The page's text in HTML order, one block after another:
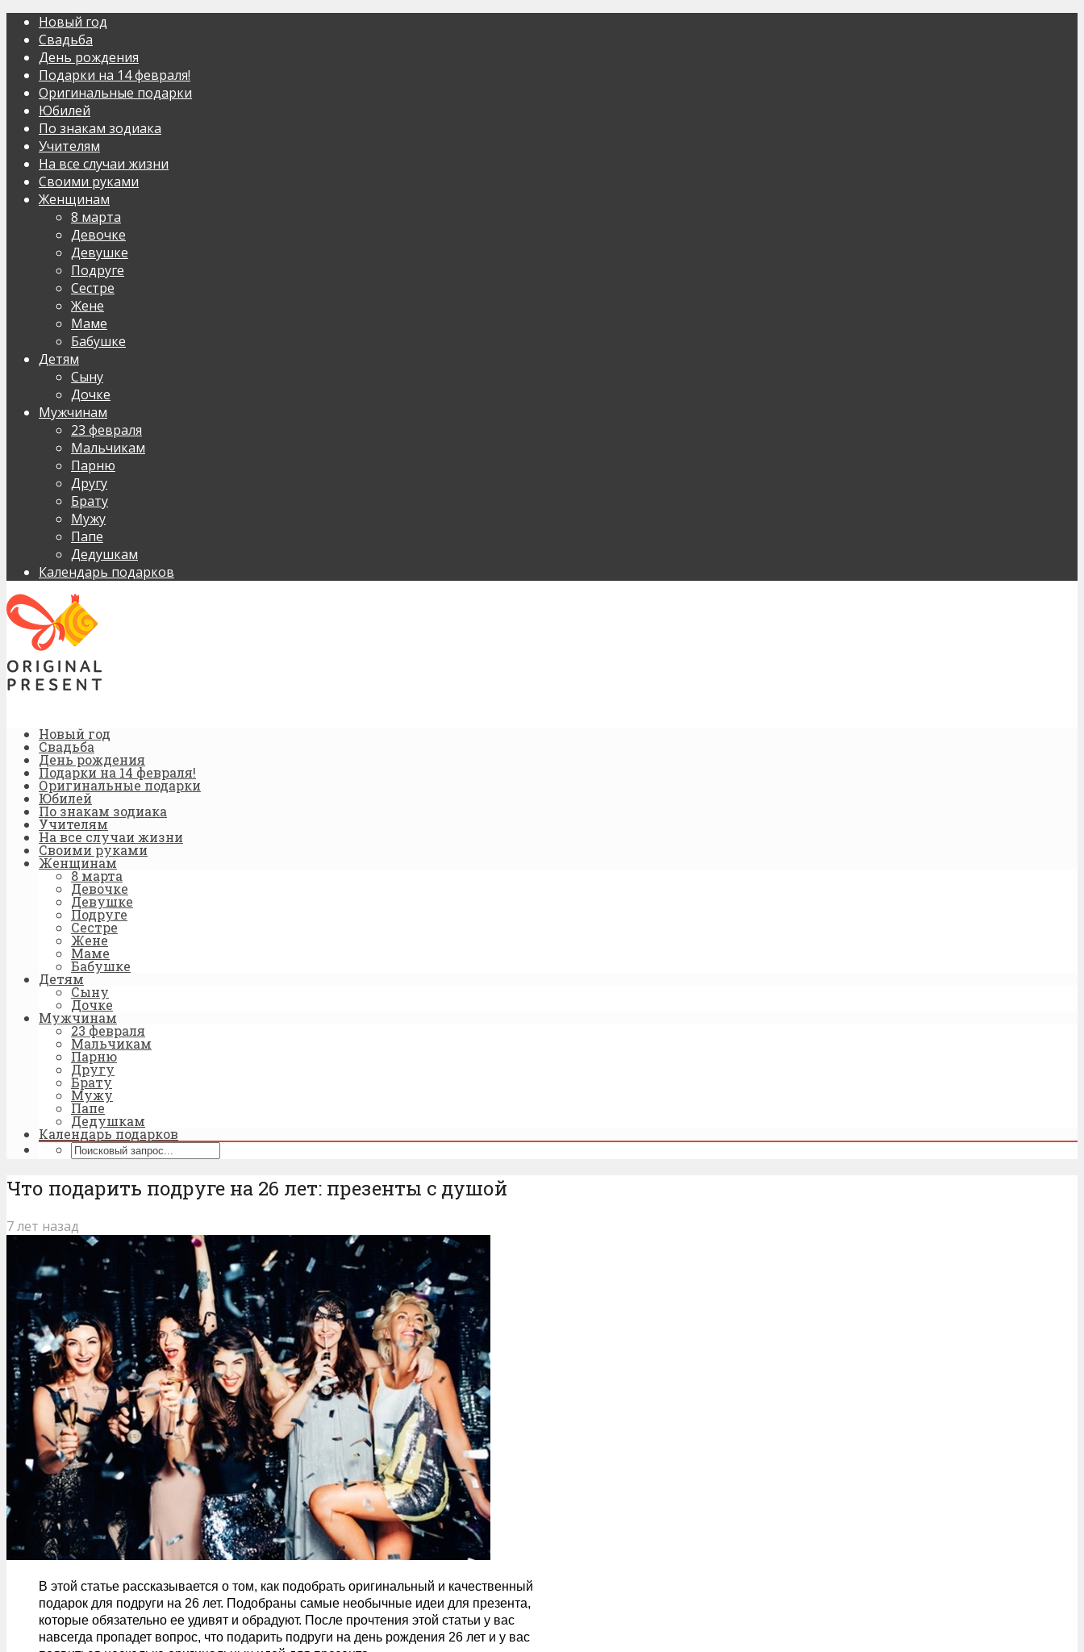
Новый год
Свадьба
День рождения
Подарки на 14 февраля!
Оригинальные подарки
Юбилей
По знакам зодиака
Учителям
На все случаи жизни
Своими руками
Женщинам
8 марта
Девочке
Девушке
Подруге
Сестре
Жене
Маме
Бабушке
Детям
Сыну
Дочке
Мужчинам
23 февраля
Мальчикам
Парню
Другу
Брату
Мужу
Папе
Дедушкам
Календарь подарков
Новый год
Свадьба
День рождения
Подарки на 14 февраля!
Оригинальные подарки
Юбилей
По знакам зодиака
Учителям
На все случаи жизни
Своими руками
Женщинам
8 марта
Девочке
Девушке
Подруге
Сестре
Жене
Маме
Бабушке
Детям
Сыну
Дочке
Мужчинам
23 февраля
Мальчикам
Парню
Другу
Брату
Мужу
Папе
Дедушкам
Календарь подарков
Что подарить подруге на 26 лет: презенты с душой
7 лет назад
В этой статье рассказывается о том, как подобрать оригинальный и качественный
подарок для подруги на 26 лет. Подобраны самые необычные идеи для презента,
которые обязательно ее удивят и обрадуют. После прочтения этой статьи у вас
навсегда пропадет вопрос, что подарить подруги на день рождения 26 лет и у вас